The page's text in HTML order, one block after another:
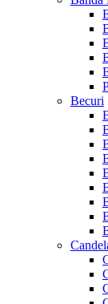
Becuri